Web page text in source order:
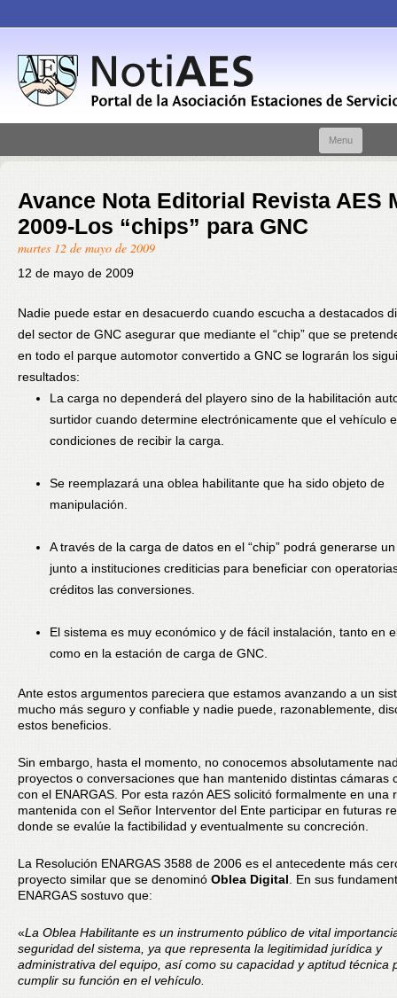
Menu
Avance Nota Editorial Revista AES
2009-Los “chips” para GNC
martes 12 de mayo de 2009
12 de mayo de 2009
Nadie puede estar en desacuerdo cuando escucha a destacados
del sector de GNC asegurar que mediante el “chip” que se
en todo el parque automotor convertido a GNC se lograrán los
resultados:
La carga no dependerá del playero sino de la habilitación
surtidor cuando determine electrónicamente que el vehículo
condiciones de recibir la carga.
Se reemplazará una oblea habilitante que ha sido objeto de
manipulación.
A través de la carga de datos en el “chip” podrá generarse
junto a instituciones crediticias para beneficiar con
créditos las conversiones.
El sistema es muy económico y de fácil instalación, tanto en
como en la estación de carga de GNC.
Ante estos argumentos pareciera que estamos avanzando a un
mucho más seguro y confiable y nadie puede, razonablemente,
estos beneficios.
Sin embargo, hasta el momento, no conocemos absolutamente
proyectos o conversaciones que han mantenido distintas cámaras
con el ENARGAS. Por esta razón AES solicitó formalmente en una
mantenida con el Señor Interventor del Ente participar en futuras
donde se evalúe la factibilidad y eventualmente su concreción.
La Resolución ENARGAS 3588 de 2006 es el antecedente más
proyecto similar que se denominó Oblea Digital . En sus
ENARGAS sostuvo que:
«La Oblea Habilitante es un instrumento público de vital
seguridad del sistema, ya que representa la legitimidad jurídica y
administrativa del equipo, así como su capacidad y aptitud técnica
cumplir su función en el vehículo.